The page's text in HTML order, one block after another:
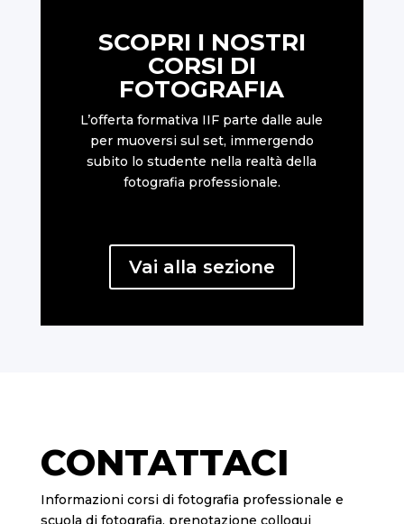
SCOPRI I NOSTRI
CORSI DI
FOTOGRAFIA
L’offerta formativa IIF parte dalle aule
per muoversi sul set, immergendo
subito lo studente nella realtà della
fotografia professionale.
Vai alla sezione
CONTATTACI
Informazioni corsi di fotografia professionale e
scuola di fotografia, prenotazione colloqui